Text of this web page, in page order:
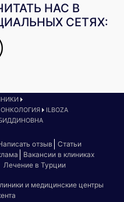
НАС В
СЕТЯХ:
ОНКОЛОГИЯ
ILBOZA
отзыв
Статьи
Вакансии в клиниках
Лечение в Турции
и медицинские центры